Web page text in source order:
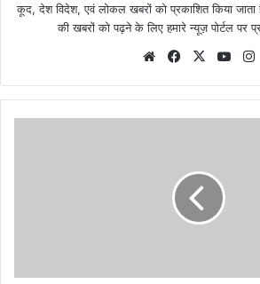
कूद, देश विदेश, एवं लोकल खबरों को प्रकाशित किया
की खबरों को पढ़ने के लिए हमारे न्यूज़ पोर्टल पर
WebsiteFacebook
X